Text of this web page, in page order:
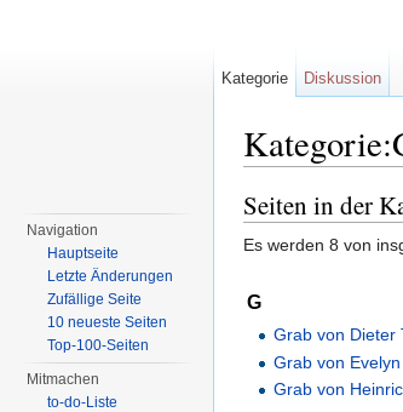
Seiten in der
Es werden 8 von
G
Grab von Dieter
Grab von
Grab von
Kategorie Diskussion
Navigation
Hauptseite
Letzte Änderungen
Zufällige Seite
10 neueste Seiten
Top-100-Seiten
Mitmachen
to-do-Liste